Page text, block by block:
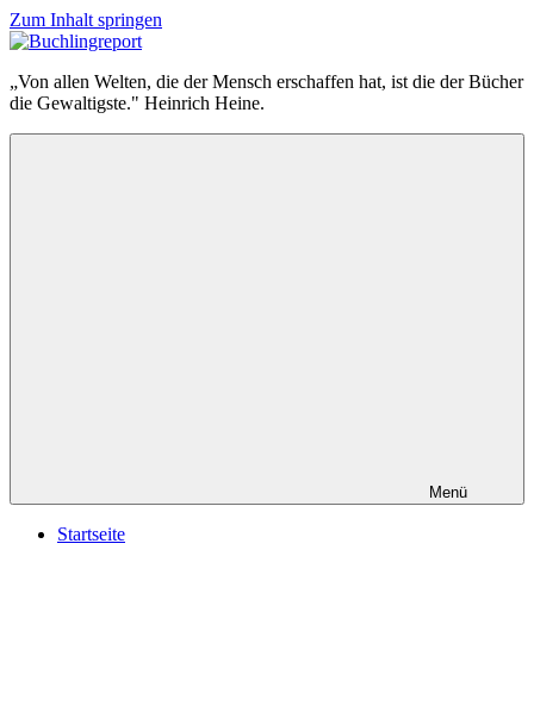
Zum Inhalt springen
Buchlingreport
„Von allen Welten, die der Mensch erschaffen hat, ist die der Bücher
die Gewaltigste." Heinrich Heine.
Menü
Startseite